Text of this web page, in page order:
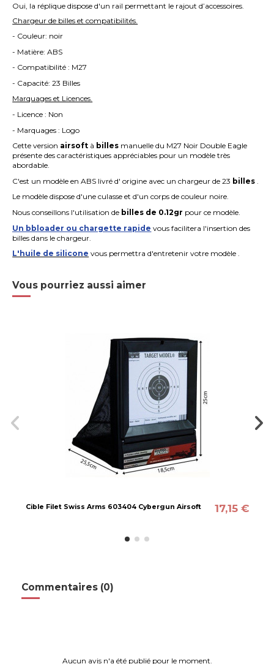
Oui, la réplique dispose d'un rail permettant le rajout d’accessoires.
Chargeur de billes et compatibilités.
- Couleur: noir
- Matière: ABS
- Compatibilité : M27
- Capacité: 23 Billes
Marquages et Licences.
- Licence : Non
- Marquages : Logo
Cette version airsoft à billes manuelle du M27 Noir Double Eagle
présente des caractéristiques appréciables pour un modèle très
abordable.
C'est un modèle en ABS livré d' origine avec un chargeur de 23 billes
Le modèle dispose d'une culasse et d'un corps de couleur noire.
Nous conseillons l'utilisation de billes de 0.12gr pour ce modèle.
Un bbloader ou chargette rapide vous facilitera l'insertion des
billes dans le chargeur.
L'huile de silicone vous permettra d'entretenir votre modèle .
Vous pourriez aussi aimer
Cible Filet Swiss Arms 603404 Cybergun Airsoft 17,15 €
Commentaires (0)
Aucun avis n'a été publié pour le moment.